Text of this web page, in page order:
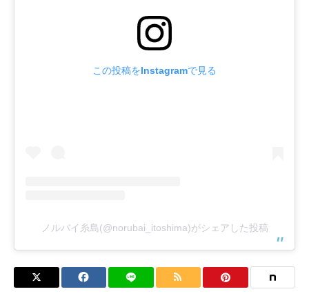
この投稿をInstagramで見る
ノルバイ糸島(@norubai_itoshima)がシェアした投稿